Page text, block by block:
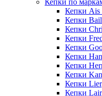
Кепки по
Кепки Ais
Кепки
Кепки
Кепки
Кепки
Кепки
Кепки
Кепки
Кепки
Кепки